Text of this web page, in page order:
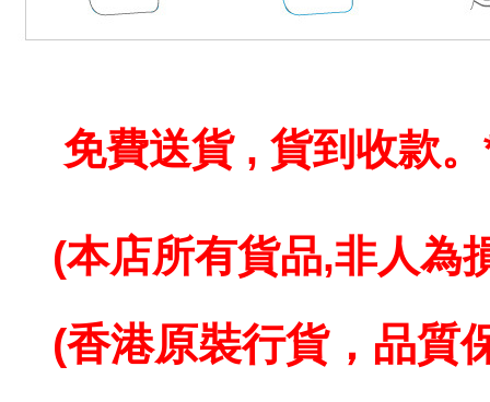
免費送貨 , 貨到收款。
(本店所有貨品,非人為
(香港原裝行貨，品質